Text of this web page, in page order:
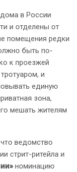
в России
и отделены от
помещения редки
быть по-
к проезжей
и
единую
зона,
мешать жителям
ведомство
стрит-ритейла и
номинацию